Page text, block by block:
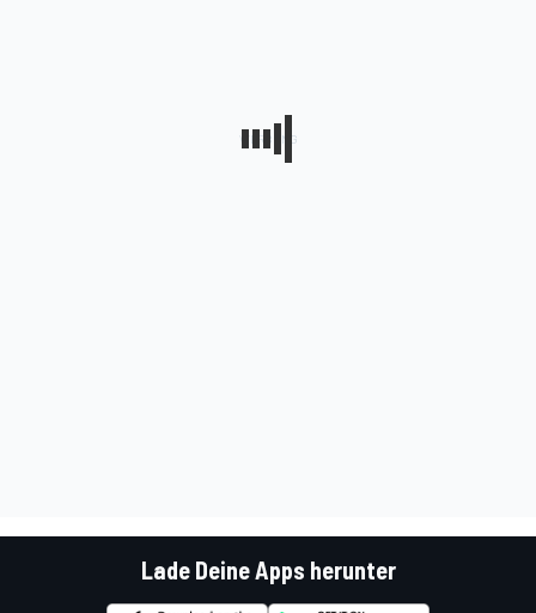
Lade Deine Apps herunter